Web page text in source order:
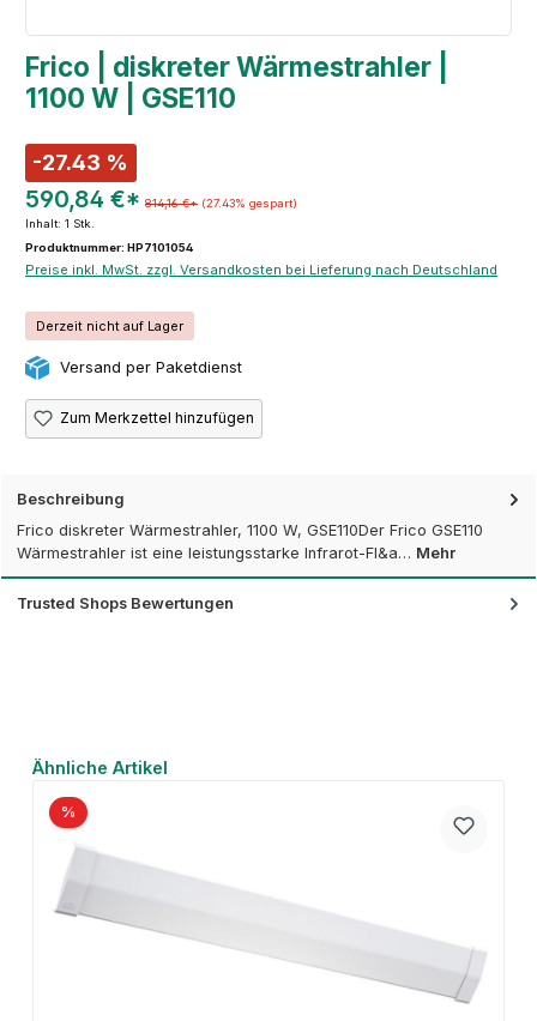
Frico | diskreter Wärmestrahler |
1100 W | GSE110
-27.43 %
590,84 €* 814,16 €* (27.43% gespart)
Inhalt: 1 Stk.
Produktnummer: HP7101054
Preise inkl. MwSt. zzgl. Versandkosten bei Lieferung nach Deutschland
Derzeit nicht auf Lager
Versand per Paketdienst
Zum Merkzettel hinzufügen
Beschreibung
Frico diskreter Wärmestrahler, 1100 W, GSE110Der Frico GSE110
Wärmestrahler ist eine leistungsstarke Infrarot-Fl&a… Mehr
Trusted Shops Bewertungen
Produktgalerie überspringen
Ähnliche Artikel
%